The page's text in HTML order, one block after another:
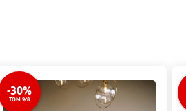
-30%
TOM 9/8